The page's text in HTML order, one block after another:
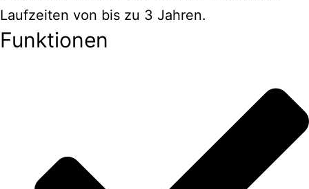
Laufzeiten von bis zu 3 Jahren.
Funktionen